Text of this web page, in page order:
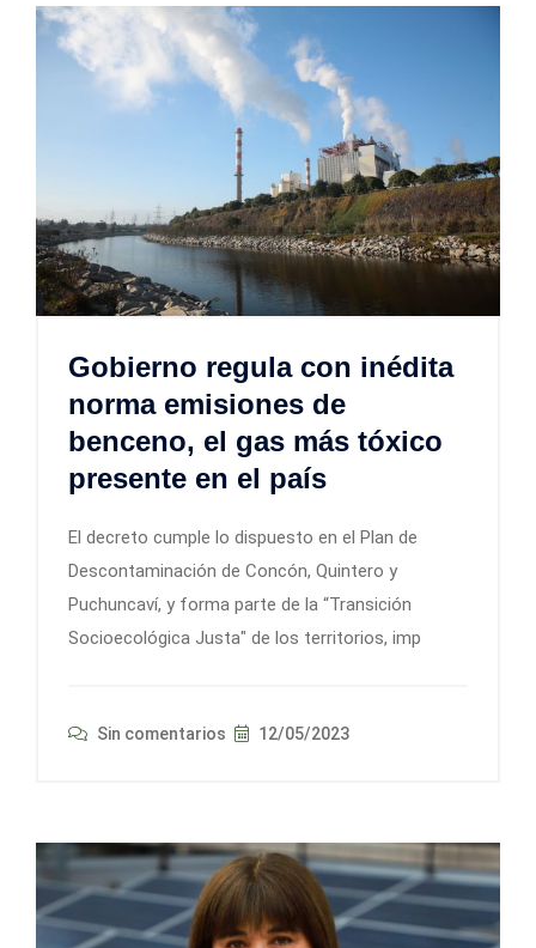
Gobierno regula con inédita
norma emisiones de
benceno, el gas más tóxico
presente en el país
El decreto cumple lo dispuesto en el Plan de
Descontaminación de Concón, Quintero y
Puchuncaví, y forma parte de la “Transición
Socioecológica Justa" de los territorios, imp
Sin comentarios 12/05/2023